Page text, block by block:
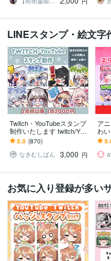
LINEスタンプ・絵文字
Twitch・YouTubeスタンプ
制作いたします twitch/You
Tube/tiktok配信用スタンプ
制作
5.0 (870)
なきむしぱん
3,000 円
ア
わ
ま
お気に入り登録が多い